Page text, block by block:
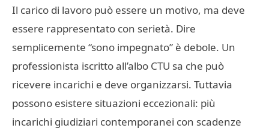
Il carico di lavoro può essere un motivo, ma deve
essere rappresentato con serietà. Dire
semplicemente “sono impegnato” è debole. Un
professionista iscritto all’albo CTU sa che può
ricevere incarichi e deve organizzarsi. Tuttavia
possono esistere situazioni eccezionali: più
incarichi giudiziari contemporanei con scadenze